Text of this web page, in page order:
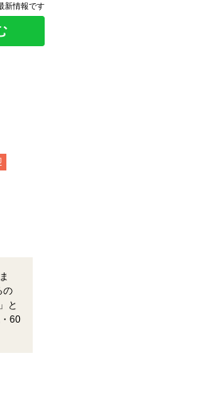
新情報です
の
と
60